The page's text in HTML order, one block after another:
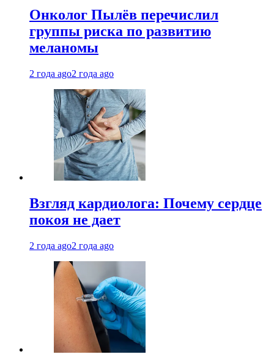
Онколог Пылёв перечислил
группы риска по развитию
меланомы
2 года ago2 года ago
Взгляд кардиолога: Почему сердце
покоя не дает
2 года ago2 года ago